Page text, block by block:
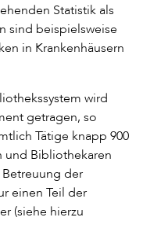
Statistik als
sind beispielsweise
in Krankenhäusern
wird
getragen, so
Tätige knapp 900
und Bibliothekaren
der
einen Teil der
(siehe hierzu